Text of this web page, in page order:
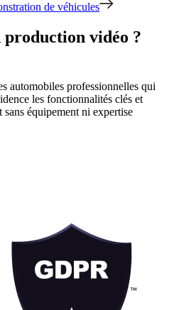
de véhicules
production vidéo ?
automobiles professionnelles qui
les fonctionnalités clés et
équipement ni expertise